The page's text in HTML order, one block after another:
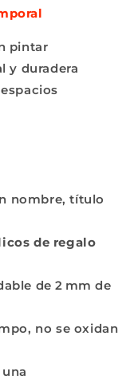
pintar
y duradera
nombre, título
de regalo
de 2 mm de
no se oxidan